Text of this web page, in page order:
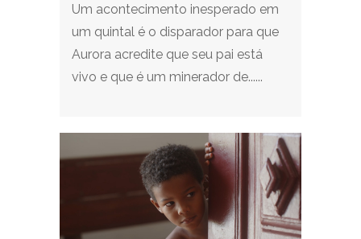
Um acontecimento inesperado em
um quintal é o disparador para que
Aurora acredite que seu pai está
vivo e que é um minerador de......